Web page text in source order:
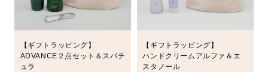
【ギフトラッピング】
ADVANCE２点セット＆スパチ
ュラ
【ギフトラッピング】
ハンドクリームアルファ＆エ
スタノール